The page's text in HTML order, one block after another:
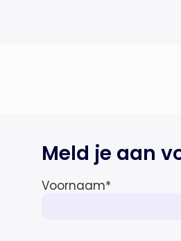
Meld je aan
Voornaam*